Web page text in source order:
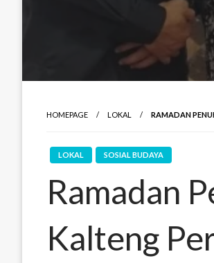
HOMEPAGE LOKAL RAMADAN
LOKAL SOSIAL BUDAYA
Ramadan
Kalteng